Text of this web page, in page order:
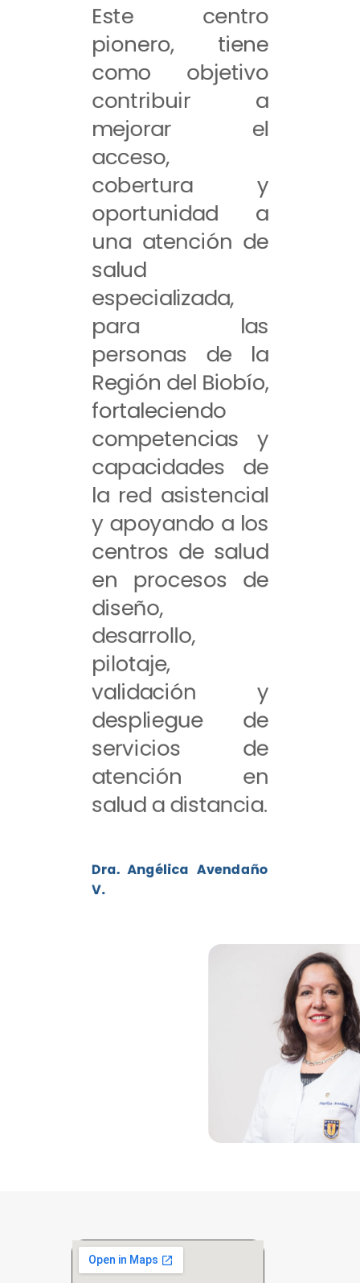
Este centro
pionero, tiene
como objetivo
contribuir a
mejorar el
acceso,
cobertura y
oportunidad a
una atención de
salud
especializada,
para las
personas de la
Región del Biobío,
fortaleciendo
competencias y
capacidades de
la red asistencial
y apoyando a los
centros de salud
en procesos de
diseño,
desarrollo,
pilotaje,
validación y
despliegue de
servicios de
atención en
salud a distancia.
Dra. Angélica Avendaño
V.